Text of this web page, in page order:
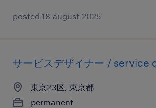
posted 18 august 2025
サービスデザイナー / service
東京23区, 東京都
permanent